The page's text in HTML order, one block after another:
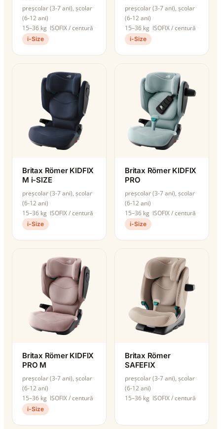
preșcolar (3-7 ani), școlar
(6-12 ani)
15–36 kg ISOFIX / centură
i-Size
preșcolar (3-7 ani), școlar
(6-12 ani)
15–36 kg ISOFIX / centură
i-Size
Britax Römer KIDFIX
M i-SIZE
preșcolar (3-7 ani), școlar
(6-12 ani)
15–36 kg ISOFIX / centură
i-Size
Britax Römer KIDFIX
PRO
preșcolar (3-7 ani), școlar
(6-12 ani)
15–36 kg ISOFIX / centură
i-Size
Britax Römer KIDFIX
PRO M
preșcolar (3-7 ani), școlar
(6-12 ani)
15–36 kg ISOFIX / centură
i-Size
Britax Römer
SAFEFIX
preșcolar (3-7 ani), școlar
(6-12 ani)
15–36 kg ISOFIX / centură